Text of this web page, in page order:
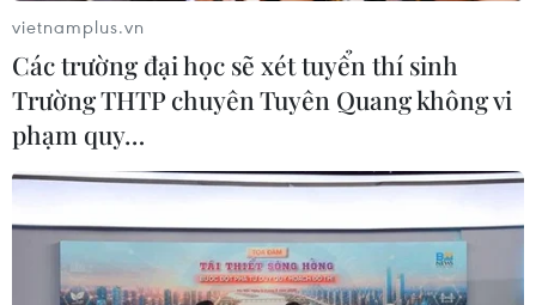
Thẩm phán Mỹ tiếp tục tạm hoãn kế
hoạch chấm dứt bảo vệ công dân
Somalia
Toàn cảnh thế giới: Israel
vietnamplus.vn
Các trường đại học sẽ xét tuyển thí sinh
Trường THTP chuyên Tuyên Quang không vi
phạm quy…